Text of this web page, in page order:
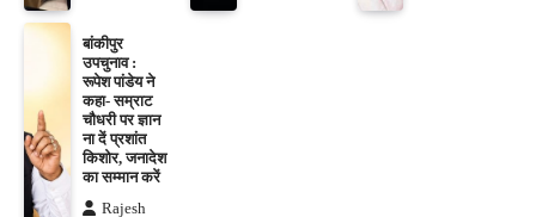
बांकीपुर
उपचुनाव :
रूपेश पांडेय ने
कहा- सम्राट
चौधरी पर ज्ञान
ना दें प्रशांत
किशोर, जनादेश
का सम्मान करें
Rajesh